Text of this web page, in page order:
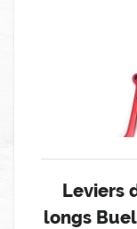
Leviers
longs